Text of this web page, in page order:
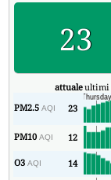
23
attualeultimi
PM2.5AQI 23
PM10AQI 12
O3AQI 14